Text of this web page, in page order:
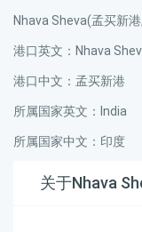
Nhava Sheva(孟买新
港口英文：Nhava
港口中文：孟买新港
所属国家英文：India
所属国家中文：印度
关于Nhava